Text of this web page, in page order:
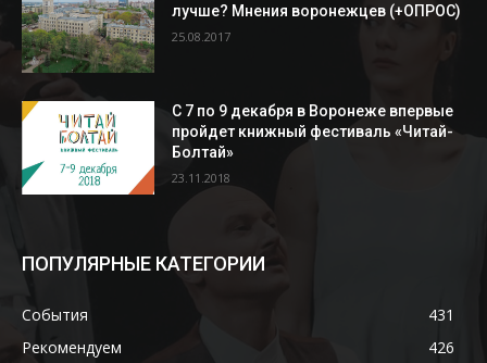
лучше? Мнения воронежцев (+ОПРОС)
25.08.2017
С 7 по 9 декабря в Воронеже впервые
пройдет книжный фестиваль «Читай-
Болтай»
23.11.2018
ПОПУЛЯРНЫЕ КАТЕГОРИИ
События
431
Рекомендуем
426